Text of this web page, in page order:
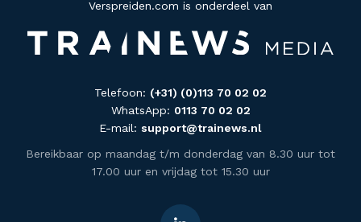
Verspreiden.com is onderdeel van
Telefoon: (+31) (0)113 70 02 02
WhatsApp: 0113 70 02 02
E-mail: support@trainews.nl
Bereikbaar op maandag t/m donderdag van 8.30 uur tot
17.00 uur en vrijdag tot 15.30 uur